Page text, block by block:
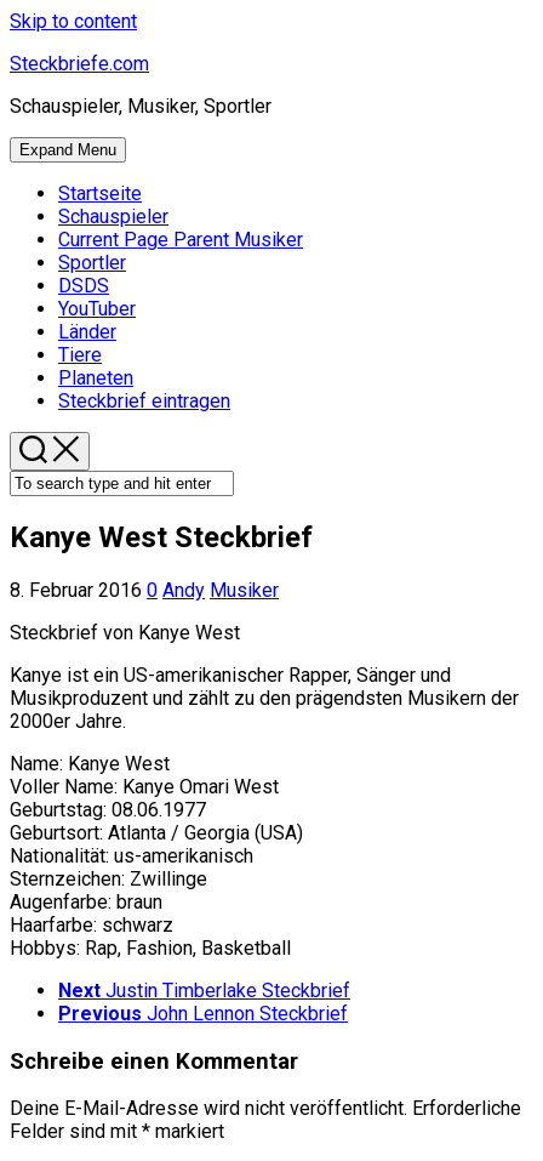
Skip to content
Steckbriefe.com
Schauspieler, Musiker, Sportler
Expand Menu
Startseite
Schauspieler
Current Page Parent Musiker
Sportler
DSDS
YouTuber
Länder
Tiere
Planeten
Steckbrief eintragen
Kanye West Steckbrief
8. Februar 2016 0 Andy Musiker
Steckbrief von Kanye West
Kanye ist ein US-amerikanischer Rapper, Sänger und
Musikproduzent und zählt zu den prägendsten Musikern der
2000er Jahre.
Name: Kanye West
Voller Name: Kanye Omari West
Geburtstag: 08.06.1977
Geburtsort: Atlanta / Georgia (USA)
Nationalität: us-amerikanisch
Sternzeichen: Zwillinge
Augenfarbe: braun
Haarfarbe: schwarz
Hobbys: Rap, Fashion, Basketball
Next Justin Timberlake Steckbrief
Previous John Lennon Steckbrief
Schreibe einen Kommentar
Deine E-Mail-Adresse wird nicht veröffentlicht. Erforderliche
Felder sind mit * markiert